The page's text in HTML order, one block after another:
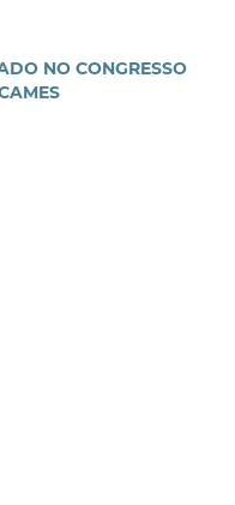
NO CONGRESSO